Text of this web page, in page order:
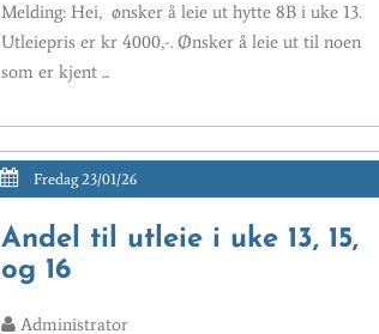
Melding: Hei, ønsker å leie ut hytte 8B i uke 13.
Utleiepris er kr 4000,-. Ønsker å leie ut til noen
som er kjent ...
Fredag 23/01/26
Andel til utleie i uke 13, 15,
og 16
Administrator